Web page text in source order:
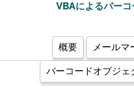
VBAによるバーコ
概要 メールマ
バーコードオブジェ